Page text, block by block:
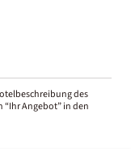
des
“Ihr Angebot” in den